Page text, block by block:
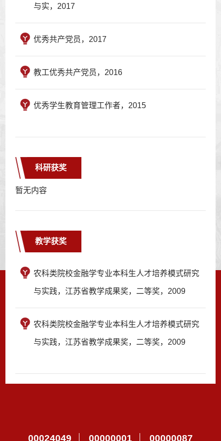
与实，2017
优秀共产党员，2017
教工优秀共产党员，2016
优秀学生教育管理工作者，2015
科研获奖
暂无内容
教学获奖
农科类院校金融学专业本科生人才培养模式研究
与实践，江苏省教学成果奖，二等奖，2009
农科类院校金融学专业本科生人才培养模式研究
与实践，江苏省教学成果奖，二等奖，2009
00024049 00000001 00000087